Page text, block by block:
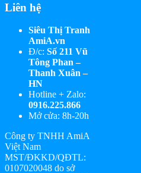
Liên hệ
Siêu Thị Tranh
AmiA.vn
Đ/c: Số 211 Vũ
Tông Phan –
Thanh Xuân –
HN
Hotline + Zalo:
0916.225.866
Mở cửa: 8h-20h
Công ty TNHH AmiA
Việt Nam
MST/ĐKKD/QĐTL:
0107020048 do sở